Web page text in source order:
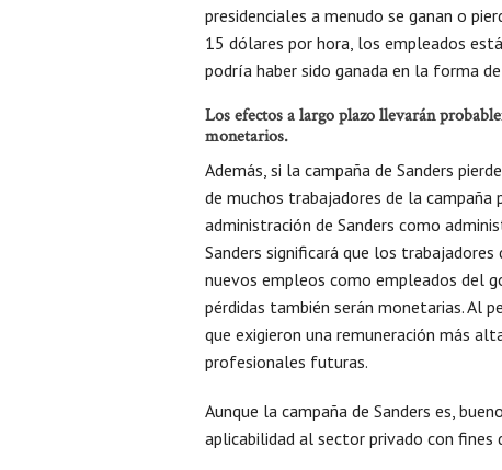
presidenciales a menudo se ganan o
15 dólares por hora, los empleados
podría haber sido ganada en la forma
Los efectos a largo plazo llevarán
monetarios.
Además, si la campaña de Sanders
de muchos trabajadores de la
administración de Sanders como
Sanders significará que los
nuevos empleos como empleados del
pérdidas también serán monetarias. Al
que exigieron una remuneración más
profesionales futuras.
Aunque la campaña de Sanders es, bueno,
aplicabilidad al sector privado con fines